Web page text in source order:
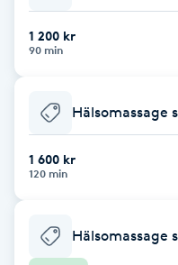
IR-massage
J
Japansk massage
K18
Katun fransar
1 200 kr
90 min
Hälsomassage
1 600 kr
120 min
Hälsomassage